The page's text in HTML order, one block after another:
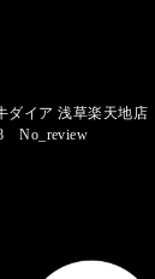
ダイア 浅草楽天地店
No_review